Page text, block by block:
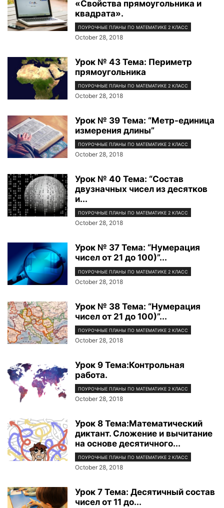
«Свойства прямоугольника и
квадрата».
ПОУРОЧНЫЕ ПЛАНЫ ПО МАТЕМАТИКЕ 2 КЛАСС
October 28, 2018
Урок № 43 Тема: Периметр
прямоугольника
ПОУРОЧНЫЕ ПЛАНЫ ПО МАТЕМАТИКЕ 2 КЛАСС
October 28, 2018
Урок № 39 Тема: “Метр-единица
измерения длины”
ПОУРОЧНЫЕ ПЛАНЫ ПО МАТЕМАТИКЕ 2 КЛАСС
October 28, 2018
Урок № 40 Тема: “Состав
двузначных чисел из десятков
и...
ПОУРОЧНЫЕ ПЛАНЫ ПО МАТЕМАТИКЕ 2 КЛАСС
October 28, 2018
Урок № 37 Тема: “Нумерация
чисел от 21 до 100)”...
ПОУРОЧНЫЕ ПЛАНЫ ПО МАТЕМАТИКЕ 2 КЛАСС
October 28, 2018
Урок № 38 Тема: “Нумерация
чисел от 21 до 100)”...
ПОУРОЧНЫЕ ПЛАНЫ ПО МАТЕМАТИКЕ 2 КЛАСС
October 28, 2018
Урок 9 Тема:Контрольная
работа.
ПОУРОЧНЫЕ ПЛАНЫ ПО МАТЕМАТИКЕ 2 КЛАСС
October 28, 2018
Урок 8 Тема:Математический
диктант. Сложение и вычитание
на основе десятичного...
ПОУРОЧНЫЕ ПЛАНЫ ПО МАТЕМАТИКЕ 2 КЛАСС
October 28, 2018
Урок 7 Тема: Десятичный состав
чисел от 11 до...